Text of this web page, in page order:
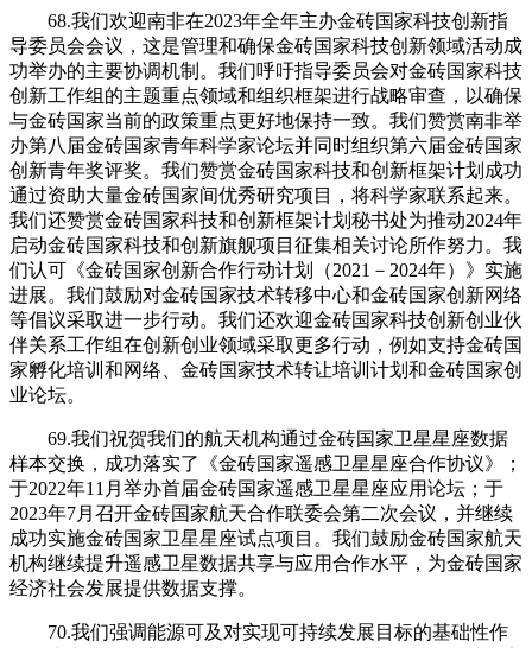
68.我们欢迎南非在2023年全年主办金砖国家科技创新指
导委员会会议，这是管理和确保金砖国家科技创新领域活动成
功举办的主要协调机制。我们呼吁指导委员会对金砖国家科技
创新工作组的主题重点领域和组织框架进行战略审查，以确保
与金砖国家当前的政策重点更好地保持一致。我们赞赏南非举
办第八届金砖国家青年科学家论坛并同时组织第六届金砖国家
创新青年奖评奖。我们赞赏金砖国家科技和创新框架计划成功
通过资助大量金砖国家间优秀研究项目，将科学家联系起来。
我们还赞赏金砖国家科技和创新框架计划秘书处为推动2024年
启动金砖国家科技和创新旗舰项目征集相关讨论所作努力。我
们认可《金砖国家创新合作行动计划（2021－2024年）》实施
进展。我们鼓励对金砖国家技术转移中心和金砖国家创新网络
等倡议采取进一步行动。我们还欢迎金砖国家科技创新创业伙
伴关系工作组在创新创业领域采取更多行动，例如支持金砖国
家孵化培训和网络、金砖国家技术转让培训计划和金砖国家创
业论坛。
69.我们祝贺我们的航天机构通过金砖国家卫星星座数据
样本交换，成功落实了《金砖国家遥感卫星星座合作协议》；
于2022年11月举办首届金砖国家遥感卫星星座应用论坛；于
2023年7月召开金砖国家航天合作联委会第二次会议，并继续
成功实施金砖国家卫星星座试点项目。我们鼓励金砖国家航天
机构继续提升遥感卫星数据共享与应用合作水平，为金砖国家
经济社会发展提供数据支撑。
70.我们强调能源可及对实现可持续发展目标的基础性作